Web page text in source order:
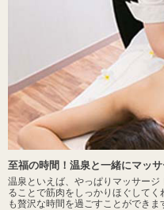
至福の時間！温泉と一緒にマッ
温泉といえば、やっぱりマッサー
ることで筋肉をしっかりほぐして
も贅沢な時間を過ごすことができま